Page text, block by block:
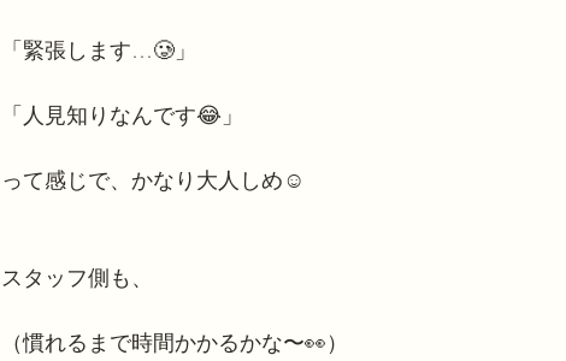
「緊張します…🥲」
「人見知りなんです😂」
って感じで、かなり大人しめ☺️
スタッフ側も、
（慣れるまで時間かかるかな〜👀）